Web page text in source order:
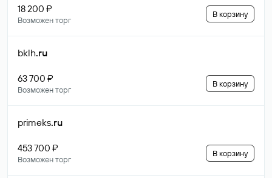
18 200 ₽
Возможен торг
В корзину
bklh.ru
63 700 ₽
Возможен торг
В корзину
primeks.ru
453 700 ₽
Возможен торг
В корзину